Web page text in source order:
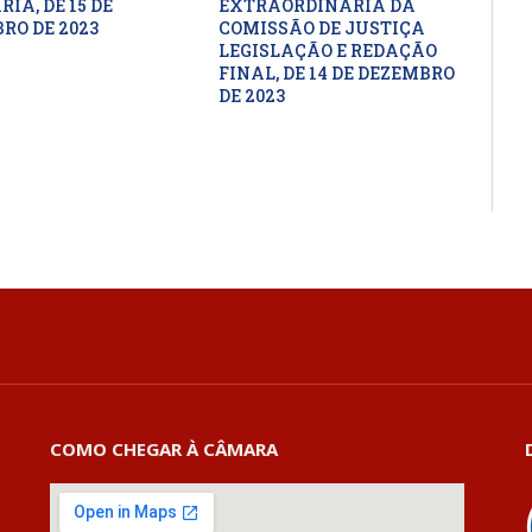
DE 15 DE
DE 2023
EXTRAORDINÁRIA DA
COMISSÃO DE JUSTIÇA
LEGISLAÇÃO E REDAÇÃO
FINAL, DE 14 DE DEZEMBRO
DE 2023
COMO CHEGAR À CÂMARA